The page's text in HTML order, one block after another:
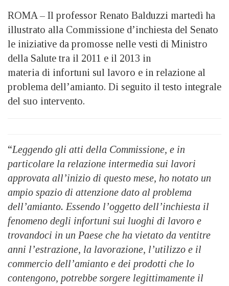
ROMA – Il professor Renato Balduzzi martedì ha
illustrato alla Commissione d’inchiesta del Senato
le iniziative da promosse nelle vesti di Ministro
della Salute tra il 2011 e il 2013 in
materia di infortuni sul lavoro e in relazione al
problema dell’amianto. Di seguito il testo integrale
del suo intervento.
“Leggendo gli atti della Commissione, e in
particolare la relazione intermedia sui lavori
approvata all’inizio di questo mese, ho notato un
ampio spazio di attenzione dato al problema
dell’amianto. Essendo l’oggetto dell’inchiesta il
fenomeno degli infortuni sui luoghi di lavoro e
trovandoci in un Paese che ha vietato da ventitre
anni l’estrazione, la lavorazione, l’utilizzo e il
commercio dell’amianto e dei prodotti che lo
contengono, potrebbe sorgere legittimamente il